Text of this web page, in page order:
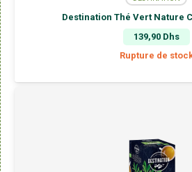
Destination Thé Vert Nature
139,90 Dhs
Rupture de